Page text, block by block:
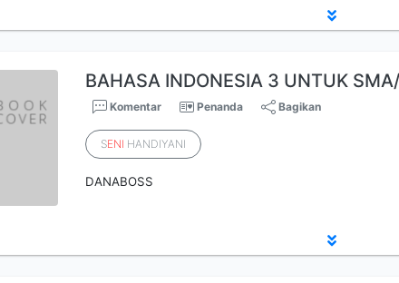
BAHASA INDONESIA 3 UNTUK
Komentar Penanda Bagikan
SENI HANDIYANI
DANABOSS